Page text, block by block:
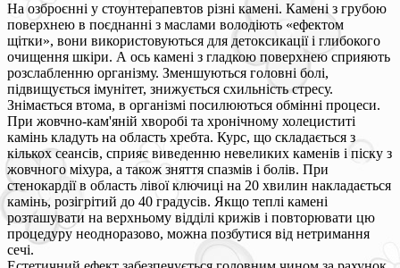
На озброєнні у стоунтерапевтов різні камені. Камені з грубою
поверхнею в поєднанні з маслами володіють «ефектом
щітки», вони використовуються для детоксикації і глибокого
очищення шкіри. А ось камені з гладкою поверхнею сприяють
розслабленню організму. Зменшуються головні болі,
підвищується імунітет, знижується схильність стресу.
Знімається втома, в організмі посилюються обмінні процеси.
При жовчно-кам'яній хворобі та хронічному холециститі
камінь кладуть на область хребта. Курс, що складається з
кількох сеансів, сприяє виведенню невеликих каменів і піску з
жовчного міхура, а також зняття спазмів і болів. При
стенокардії в область лівої ключиці на 20 хвилин накладається
камінь, розігрітий до 40 градусів. Якщо теплі камені
розташувати на верхньому відділі крижів і повторювати цю
процедуру неодноразово, можна позбутися від нетримання
сечі.